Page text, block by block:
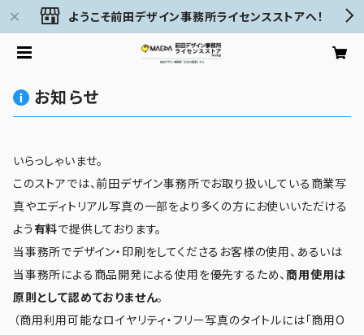
ようこそ前田デザイン事務所ライセンスストアへ！
お知らせ
いらっしゃいませ。
このストアでは、前田デザイン事務所でお取り扱いしている商業写
真やエディトリアル写真の一部をより多くの方にお使いいただける
よう有料で提供しております。
当事務所でデザイン・印刷をしてくださるお客様の使用、あるいは
当事務所による商品開発による使用を優先するため、商用使用は
原則として認めておりません。
（商用利用可能なロイヤリティ・フリー写真のタイトルには「商用O